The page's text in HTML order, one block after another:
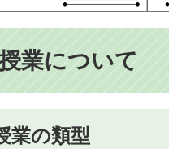
業について
業の類型